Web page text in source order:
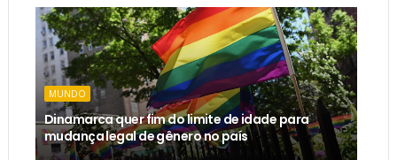
MUNDO
Dinamarca quer fim do limite de idade para
mudança legal de gênero no país